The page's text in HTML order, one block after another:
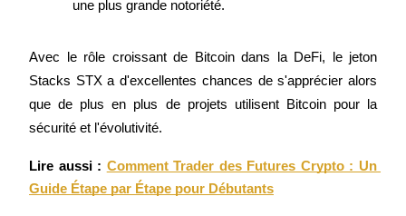
Cochon de puissance
Gagnez quotidiennement des récompenses compétitives
une plus grande notoriété.
Avec le rôle croissant de Bitcoin dans la DeFi, le jeton
Stacks STX a d'excellentes chances de s'apprécier alors
que de plus en plus de projets utilisent Bitcoin pour la
sécurité et l'évolutivité.
Lire aussi : Comment Trader des Futures Crypto : Un
Guide Étape par Étape pour Débutants